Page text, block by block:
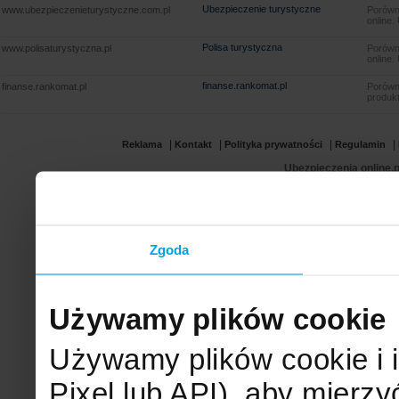
Zgoda
Używamy plików cookie
Używamy plików cookie i
www.ubezpieczenieturystyczne.com.pl Ubezpieczenie turystyczne
www.polisaturystyczna.pl Polisa turystyczna
finanse.rankomat.pl finanse.rankomat.pl
Reklama Kontakt Polityka prywatności Regulamin
Ubezpieczenia